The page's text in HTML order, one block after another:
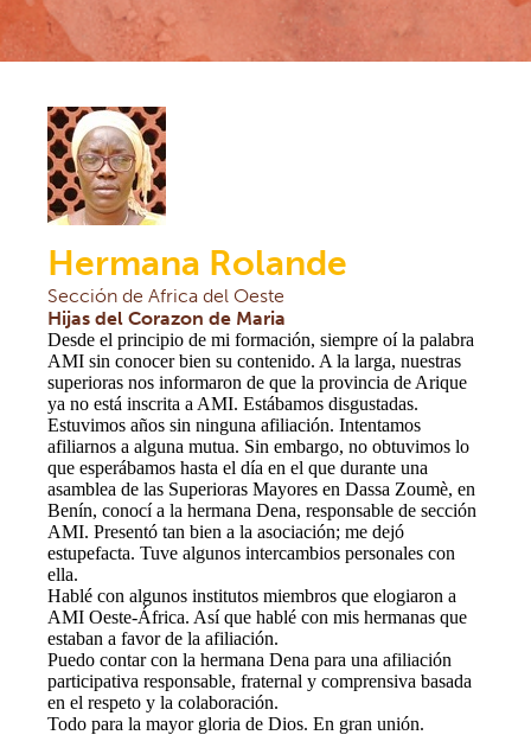
Sección América Central
Sección de la República Democrática del Congo
RECURSOS DOCUMENTALES
Documentos & Formularios
Informaciones prácticas para los responsables de Grupos
Prevención de la Salud
Oraciones
Boletines de información
PREGUNTAS MÁS FRECUENTES
CONTACTOS
EXTRANET
Hermana Rolande
Sección de Africa del Oeste
Hijas del Corazon de Maria
Desde el principio de mi formación, siempre oí la palabra
AMI sin conocer bien su contenido. A la larga, nuestras
superioras nos informaron de que la provincia de Arique
ya no está inscrita a AMI. Estábamos disgustadas.
Estuvimos años sin ninguna afiliación. Intentamos
afiliarnos a alguna mutua. Sin embargo, no obtuvimos lo
que esperábamos hasta el día en el que durante una
asamblea de las Superioras Mayores en Dassa Zoumè, en
Benín, conocí a la hermana Dena, responsable de sección
AMI. Presentó tan bien a la asociación; me dejó
estupefacta. Tuve algunos intercambios personales con
ella.
Hablé con algunos institutos miembros que elogiaron a
AMI Oeste-África. Así que hablé con mis hermanas que
estaban a favor de la afiliación.
Puedo contar con la hermana Dena para una afiliación
participativa responsable, fraternal y comprensiva basada
en el respeto y la colaboración.
Todo para la mayor gloria de Dios. En gran unión.